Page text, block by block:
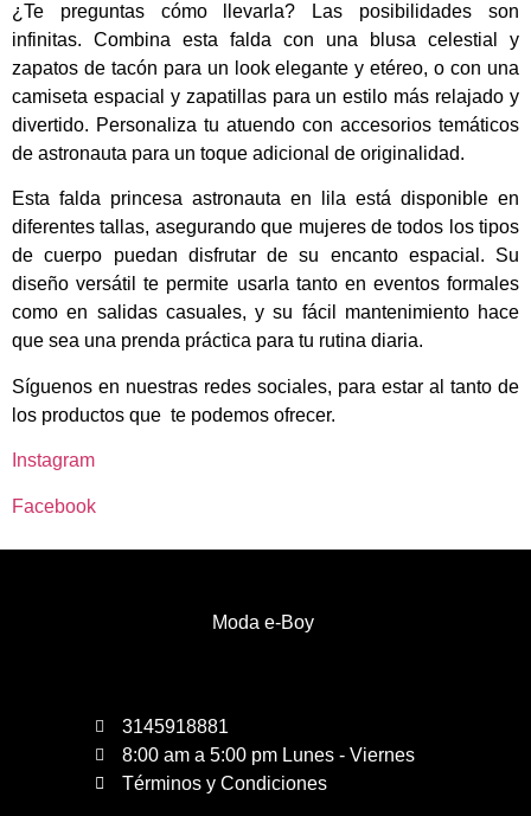
¿Te preguntas cómo llevarla? Las posibilidades son
infinitas. Combina esta falda con una blusa celestial y
zapatos de tacón para un look elegante y etéreo, o con una
camiseta espacial y zapatillas para un estilo más relajado y
divertido. Personaliza tu atuendo con accesorios temáticos
de astronauta para un toque adicional de originalidad.
Esta falda princesa astronauta en lila está disponible en
diferentes tallas, asegurando que mujeres de todos los tipos
de cuerpo puedan disfrutar de su encanto espacial. Su
diseño versátil te permite usarla tanto en eventos formales
como en salidas casuales, y su fácil mantenimiento hace
que sea una prenda práctica para tu rutina diaria.
Síguenos en nuestras redes sociales, para estar al tanto de
los productos que te podemos ofrecer.
Instagram
Facebook
Moda e-Boy
3145918881
8:00 am a 5:00 pm Lunes - Viernes
Términos y Condiciones